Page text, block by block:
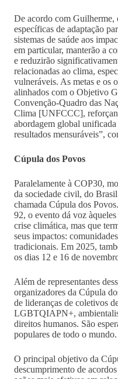
De acordo com Guilherme,
específicas de adaptação
sistemas de saúde aos
em particular, manterão a
e reduzirão
relacionadas ao clima,
vulneráveis. As metas e os
alinhados com o Objetivo
Convenção-Quadro das
Clima [UNFCCC],
abordagem global
resultados mensuráveis”,
Cúpula dos Povos
Paralelamente à COP30,
da sociedade civil, do
chamada Cúpula dos
92, o evento dá voz
crise climática, mas que
seus impactos:
tradicionais. Em 2025,
os dias 12 e 16 de
Além de representantes
organizadores da Cúpula
de lideranças de coletivos
LGBTQIAPN+,
direitos humanos. São
populares de todo o mundo.
O principal objetivo da
descumprimento de